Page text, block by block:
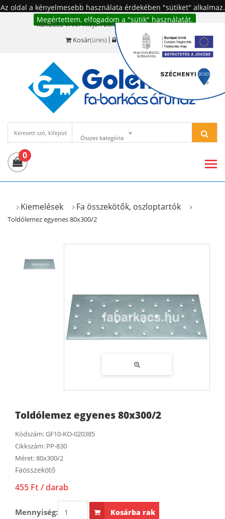
Az oldal a kényelmesebb használata érdekében "sütiket" alkalmaz.
Megértettem, elfogadom a "sütik" használatát.
KÉRDÉSE VAN? Hívjon bennünket!:+36 20 977-6494
Kosár(üres) Bejelentkezés
Összes kategória
0
Kiemelések Fa összekötők, oszloptartók
Toldólemez egyenes 80x300/2
Toldólemez egyenes 80x300/2
Kódszám:GF10-KO-020385
Cikkszám: PP-830
Méret:80x300/2
Faösszekötő
455 Ft / darab
Mennyiség: Kosárba rak